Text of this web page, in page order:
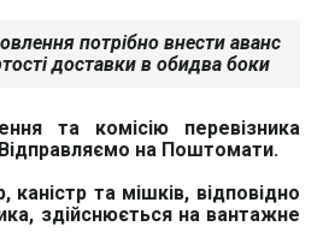
потрібно внести аванс
доставки в обидва боки
та комісію перевізника
на Поштомати.
каністр та мішків, відповідно
здійснюється на вантажне